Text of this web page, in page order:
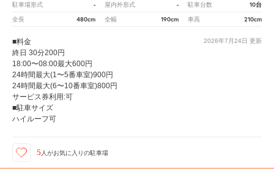
駐車場形式 - 屋内外形式 - 駐車台数 10台
全長 480cm 全幅 190cm 車高 210cm
2026年7月24日 更新
■料金
終日 30分200円
18:00〜08:00最大600円
24時間最大(1〜5番車室)900円
24時間最大(6〜10番車室)800円
サービス券利用:可
■駐車サイズ
ハイルーフ可
5人がお気に入りの駐車場